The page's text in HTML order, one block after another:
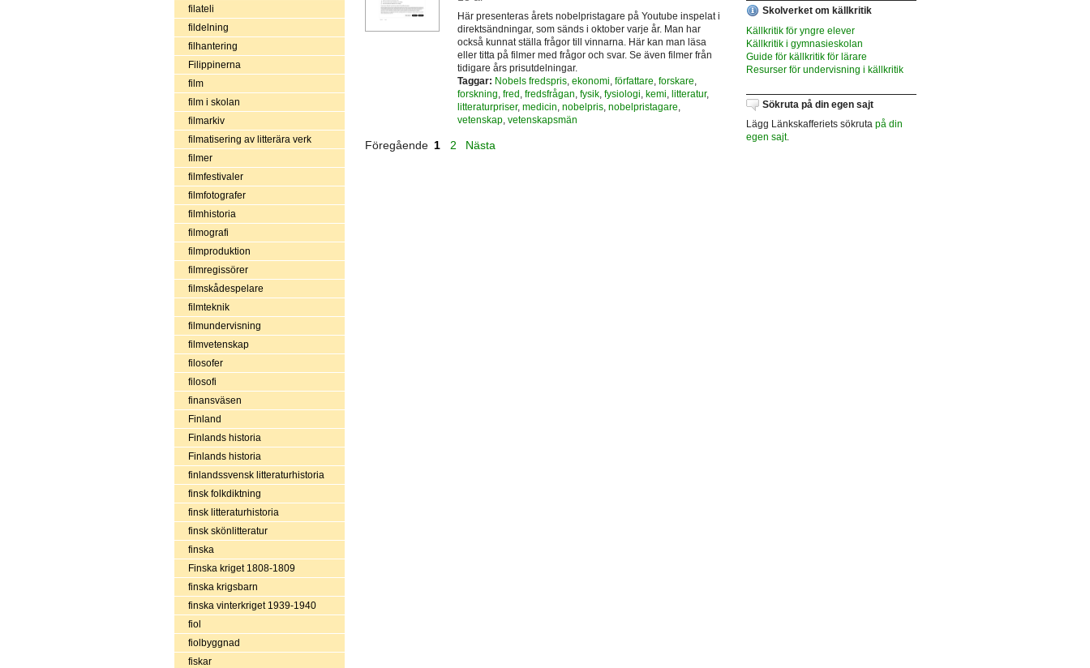
filateli
fildelning
filhantering
Filippinerna
film
film i skolan
filmarkiv
filmatisering av litterära verk
filmer
filmfestivaler
filmfotografer
filmhistoria
filmografi
filmproduktion
filmregissörer
filmskådespelare
filmteknik
filmundervisning
filmvetenskap
filosofer
filosofi
finansväsen
Finland
Finlands historia
Finlands historia
finlandssvensk litteraturhistoria
finsk folkdiktning
finsk litteraturhistoria
finsk skönlitteratur
finska
Finska kriget 1808-1809
finska krigsbarn
finska vinterkriget 1939-1940
fiol
fiolbyggnad
fiskar
Här presenteras årets nobelpristagare på Youtube inspelat i
direktsändningar, som sänds i oktober varje år. Man har
också kunnat ställa frågor till vinnarna. Här kan man läsa
eller titta på filmer med frågor och svar. Se även filmer från
tidigare års prisutdelningar.
Taggar: Nobels fredspris, ekonomi författare forskare
forskning fred fredsfrågan fysik, fysiologi kemi litteratur,
litteraturpriser, medicin nobelpris, nobelpristagare
vetenskap, vetenskapsmän
Föregående 1 2 Nästa
Skolverket om källkritik
Källkritik för yngre elever
Källkritik i gymnasieskolan
Guide för källkritik för lärare
Resurser för undervisning i källkritik
Sökruta på din egen sajt
Lägg Länkskafferiets sökruta på din
egen sajt.